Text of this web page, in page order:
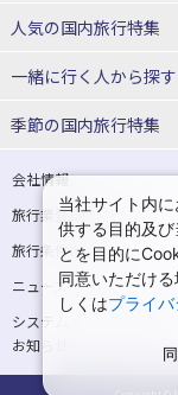
宮城県
山形県
関東
埼玉県
茨城県
北陸
青森県ホテル・旅館
宮城県ホテル・旅館
山形県ホテル・旅館
東京都ホテル・旅館
埼玉県ホテル・旅館
茨城県ホテル・旅館
群馬県ホテル・旅館
湯の川温泉(北海道)
十勝川温泉(北海道)
洞爺湖温泉(北海道)
層雲峡温泉(北海道)
東北
花巻温泉(岩手)
かみのやま温泉(山形)
秋保温泉(宮城)
北海道旅行・ツアー
東北
青森旅行・ツアー
宮城旅行・ツアー
山形旅行・ツアー
東京旅行・ツアー
人気の国内旅行特集
東京ディズニーリゾート
一緒に行く人から探す
一人旅 国内版
カップル・夫婦旅行 国
卒業旅行・学生旅行 国
季節の国内旅行特集
桜・お花見特集
夏休み・お盆の国内旅
8月の国内旅行
10月の国内旅行
紅葉旅行
会社情報
旅行業登録票・約款
旅行条件書
ニュースリリース
システムメンテナンスの
お知らせ
当社サイト内
供する目的及
とを目的に
同意いただけ
しくはプライ